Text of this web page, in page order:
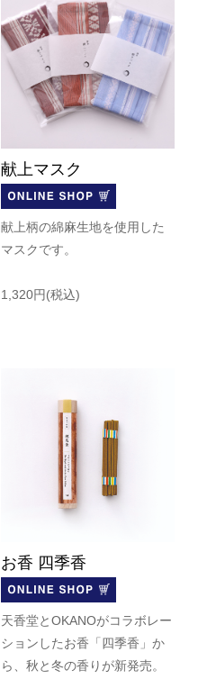
献上マスク
献上柄の綿麻生地を使用した
マスクです。
1,320円(税込)
お香 四季香
天香堂とOKANOがコラボレー
ションしたお香「四季香」か
ら、秋と冬の香りが新発売。